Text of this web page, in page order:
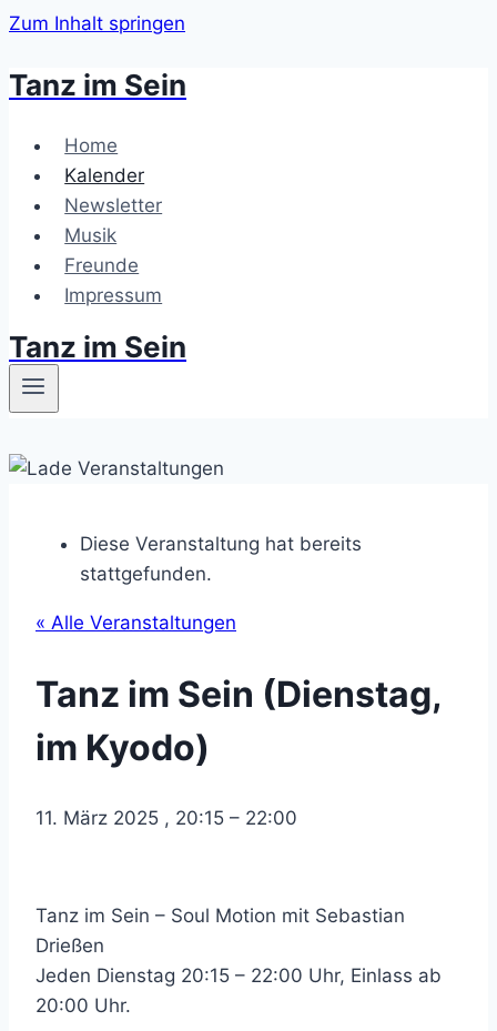
Zum Inhalt springen
Tanz im Sein
Home
Kalender
Newsletter
Musik
Freunde
Impressum
Tanz im Sein
Diese Veranstaltung hat bereits
stattgefunden.
« Alle Veranstaltungen
Tanz im Sein (Dienstag,
im Kyodo)
11. März 2025 , 20:15 – 22:00
Tanz im Sein – Soul Motion mit Sebastian
Drießen
Jeden Dienstag 20:15 – 22:00 Uhr, Einlass ab
20:00 Uhr.